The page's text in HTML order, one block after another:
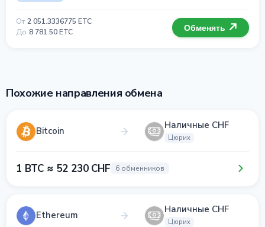
От 2 051.3336775 ETC
До 8 781.50 ETC Обменять
Похожие направления обмена
Bitcoin Наличные CHF
Цюрих
1 BTC ≈ 52 230 CHF 6 обменников
Ethereum Наличные CHF
Цюрих